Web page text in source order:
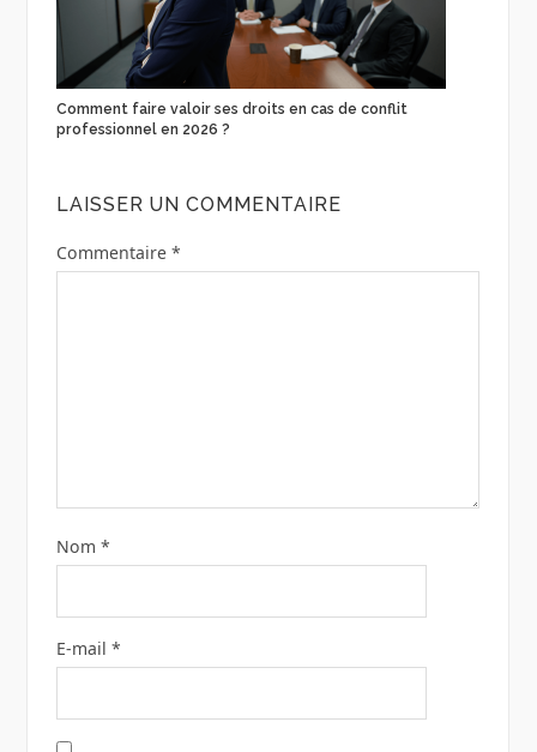
Comment faire valoir ses droits en cas de conflit
professionnel en 2026 ?
LAISSER UN COMMENTAIRE
Commentaire *
Nom *
E-mail *